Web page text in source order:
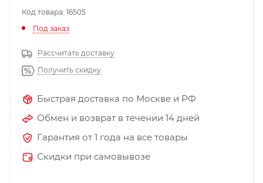
Код товара: 16505
Под заказ
Рассчитать доставку
Получить скидку
Быстрая доставка по Москве и РФ
Обмен и возврат в течении 14 дней
Гарантия от 1 года на все товары
Скидки при самовывозе